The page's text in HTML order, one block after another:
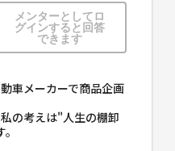
メンターとしてロ
グインすると回答
できます
車メーカーで商品企画
の考えは"人生の棚卸